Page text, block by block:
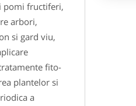
pomi fructiferi,
arbori,
si gard viu,
fito-
plantelor si
a